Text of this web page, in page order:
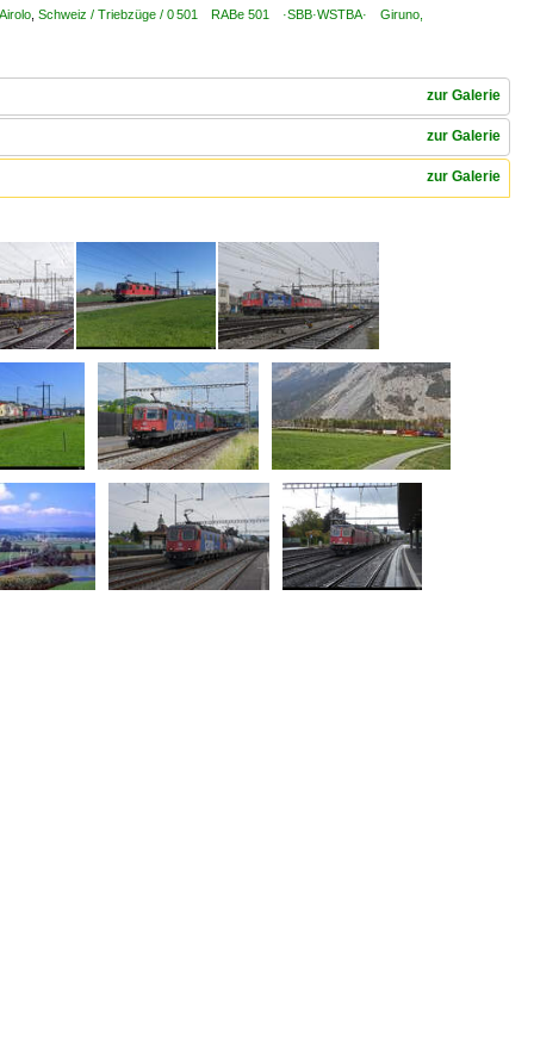
Schweiz / Triebzüge / 0 501 RABe 501 ·SBB·WSTBA· Giruno,
zur Galerie
zur Galerie
zur Galerie